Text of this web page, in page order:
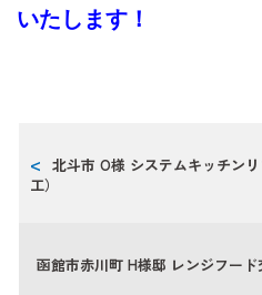
いたします！
北斗市 O様 システムキッチン
工）
函館市赤川町 H様邸 レンジフード